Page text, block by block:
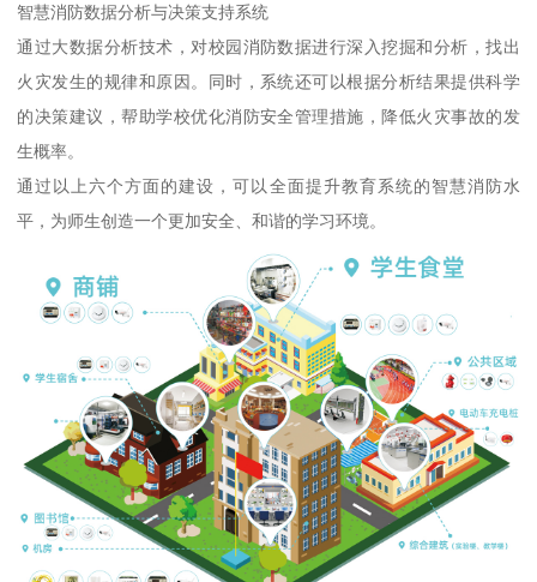
智慧消防数据分析与决策支持系统
通过大数据分析技术，对校园消防数据进行深入挖掘和分析，找出
火灾发生的规律和原因。同时，系统还可以根据分析结果提供科学
的决策建议，帮助学校优化消防安全管理措施，降低火灾事故的发
生概率。
通过以上六个方面的建设，可以全面提升教育系统的智慧消防水
平，为师生创造一个更加安全、和谐的学习环境。